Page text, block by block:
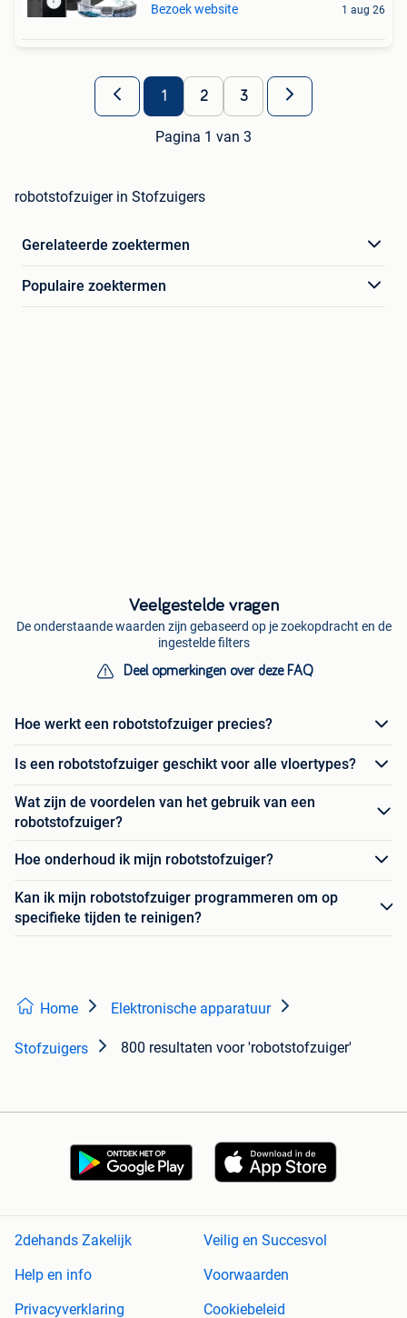
Bezoek website 1 aug 26
1 2 3
Pagina 1 van 3
robotstofzuiger in Stofzuigers
Gerelateerde zoektermen
Populaire zoektermen
Veelgestelde vragen
De onderstaande waarden zijn gebaseerd op je zoekopdracht en de
ingestelde filters
Deel opmerkingen over deze FAQ
Hoe werkt een robotstofzuiger precies?
Is een robotstofzuiger geschikt voor alle vloertypes?
Wat zijn de voordelen van het gebruik van een
robotstofzuiger?
Hoe onderhoud ik mijn robotstofzuiger?
Kan ik mijn robotstofzuiger programmeren om op
specifieke tijden te reinigen?
Home Elektronische apparatuur
Stofzuigers 800 resultaten voor 'robotstofzuiger'
2dehands Zakelijk
Veilig en Succesvol
Help en info
Voorwaarden
Privacyverklaring
Cookiebeleid